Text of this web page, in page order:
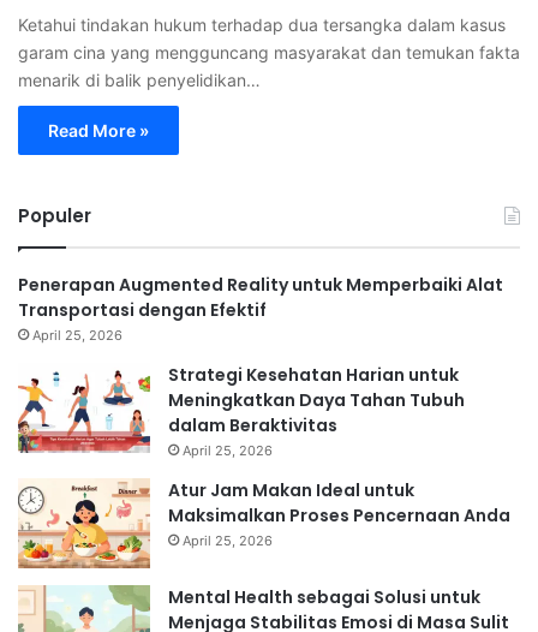
Ketahui tindakan hukum terhadap dua tersangka dalam kasus
garam cina yang mengguncang masyarakat dan temukan fakta
menarik di balik penyelidikan…
Read More »
Populer
Penerapan Augmented Reality untuk Memperbaiki Alat
Transportasi dengan Efektif
April 25, 2026
Strategi Kesehatan Harian untuk
Meningkatkan Daya Tahan Tubuh
dalam Beraktivitas
April 25, 2026
Atur Jam Makan Ideal untuk
Maksimalkan Proses Pencernaan Anda
April 25, 2026
Mental Health sebagai Solusi untuk
Menjaga Stabilitas Emosi di Masa Sulit